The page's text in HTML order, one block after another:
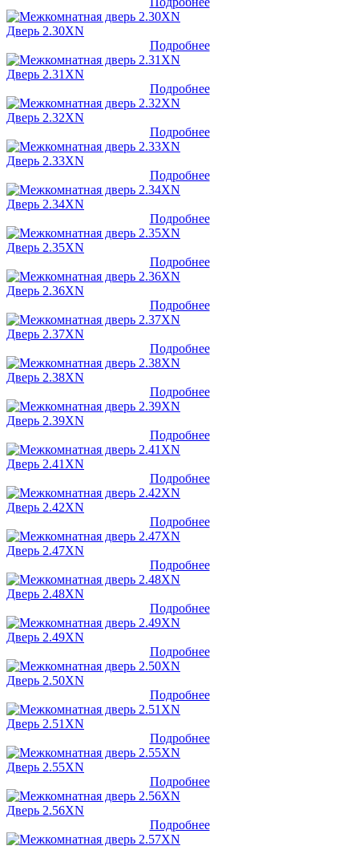
Дверь 2.30XN
Подробнее
Дверь 2.31XN
Подробнее
Дверь 2.32XN
Подробнее
Дверь 2.33XN
Подробнее
Дверь 2.34XN
Подробнее
Дверь 2.35XN
Подробнее
Дверь 2.36XN
Подробнее
Дверь 2.37XN
Подробнее
Дверь 2.38XN
Подробнее
Дверь 2.39XN
Подробнее
Дверь 2.41XN
Подробнее
Дверь 2.42XN
Подробнее
Дверь 2.47XN
Подробнее
Дверь 2.48XN
Подробнее
Дверь 2.49XN
Подробнее
Дверь 2.50XN
Подробнее
Дверь 2.51XN
Подробнее
Дверь 2.55XN
Подробнее
Дверь 2.56XN
Подробнее